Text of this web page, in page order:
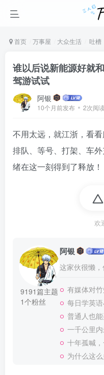
首页 万事屋 大众生活 吐槽
谁以后说新能源好就
驾游试试
阿银
10个月前发布 2次阅读
不用太远，就江浙，看看
排队、等号、打架、车
绪在这一刻得到了释放！
欢
9191篇主题
1个粉丝
阿银
这家伙很懒
有媒体对
每日学英
普通人也能买的
一千公里
十年孤喊
为什么这么多